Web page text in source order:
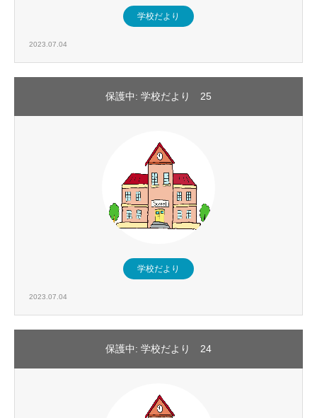
学校だより
2023.07.04
保護中: 学校だより 25
学校だより
2023.07.04
保護中: 学校だより 24